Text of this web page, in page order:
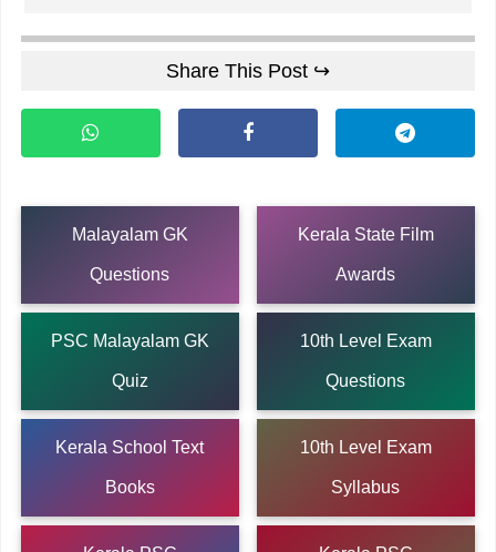
Share This Post ↪
Malayalam GK
Questions
Kerala State Film
Awards
PSC Malayalam GK
Quiz
10th Level Exam
Questions
Kerala School Text
Books
10th Level Exam
Syllabus